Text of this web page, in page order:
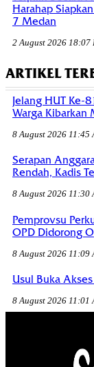
Harahap
7 Medan
2 August 2026 18:07
ARTIKEL
Jelang HUT Ke-
Warga Kibarkan
8 August 2026 11:45
Serapan
Rendah, Kadis
8 August 2026 11:30
Pemprovsu
OPD Didorong
8 August 2026 11:09
Usul Buka
8 August 2026 11:01